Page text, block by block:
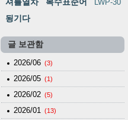
셔틀열차 복수표준어 LWP-30
됭기다
글 보관함
2026/06 (3)
2026/05 (1)
2026/02 (5)
2026/01 (13)